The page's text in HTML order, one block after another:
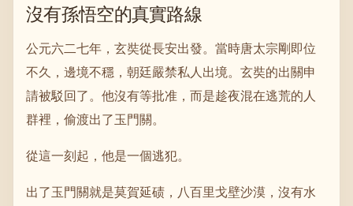
沒有孫悟空的真實路線
公元六二七年，玄奘從長安出發。當時唐太宗剛即位
不久，邊境不穩，朝廷嚴禁私人出境。玄奘的出關申
請被駁回了。他沒有等批准，而是趁夜混在逃荒的人
群裡，偷渡出了玉門關。
從這一刻起，他是一個逃犯。
出了玉門關就是莫賀延碛，八百里戈壁沙漠，沒有水